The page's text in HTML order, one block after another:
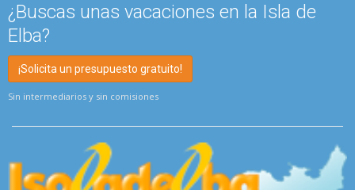
¿Buscas unas vacaciones en la Isla de
Elba?
¡Solicita un presupuesto gratuito!
Sin intermediarios y sin comisiones